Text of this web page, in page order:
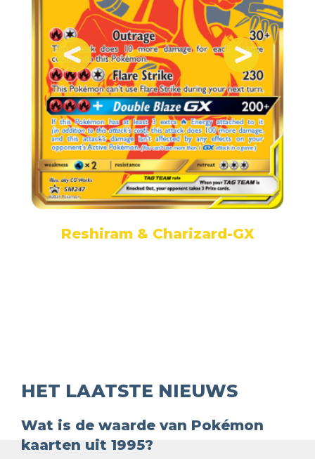
Reshiram & Charizard-GX
HET LAATSTE NIEUWS
Wat is de waarde van Pokémon
kaarten uit 1995?